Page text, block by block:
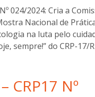
024/2024: Cria a
Nacional de
na luta pelo
sempre!” do CRP-17/
CRP17 Nº